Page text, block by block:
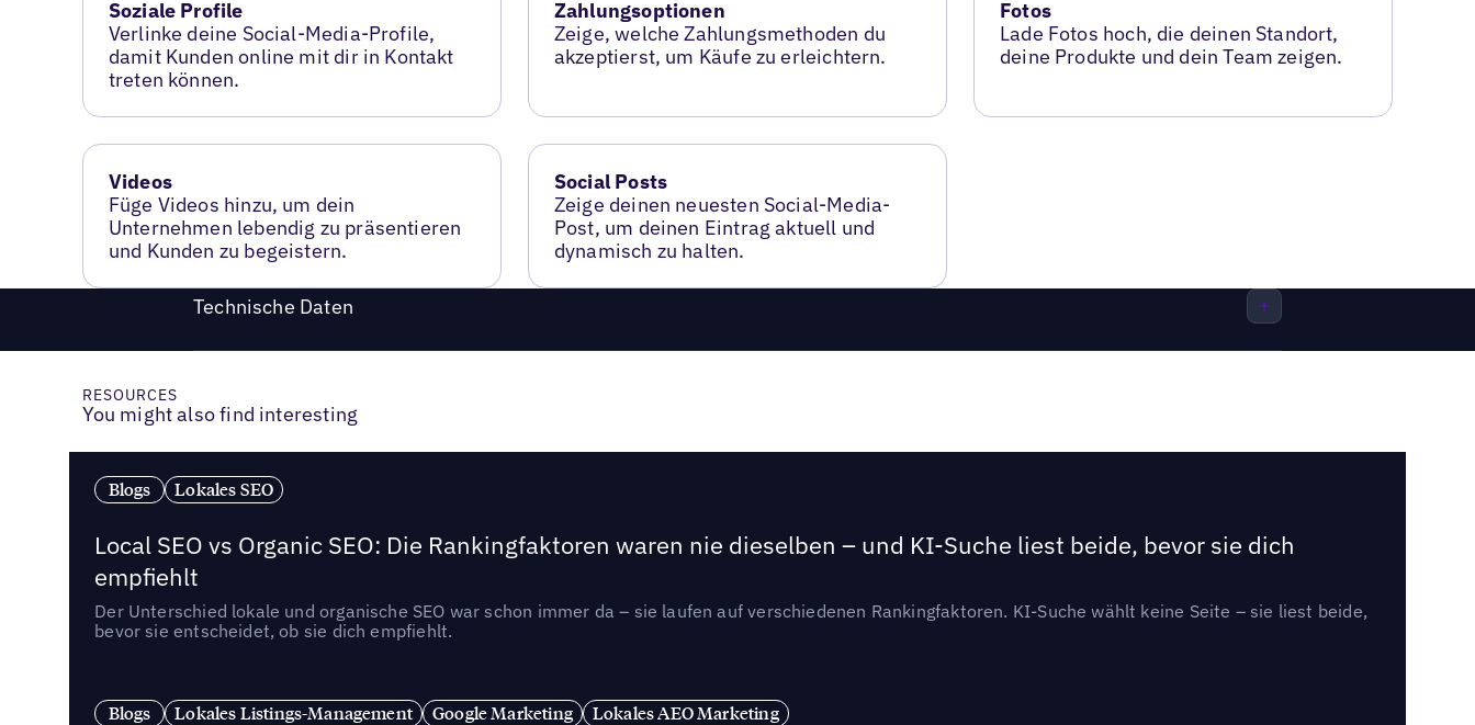
Soziale Profile
Verlinke deine Social-Media-Profile,
damit Kunden online mit dir in Kontakt
treten können.
Zahlungsoptionen
Zeige, welche Zahlungsmethoden du
akzeptierst, um Käufe zu erleichtern.
Fotos
Lade Fotos hoch, die deinen Standort,
deine Produkte und dein Team zeigen.
Videos
Füge Videos hinzu, um dein
Unternehmen lebendig zu präsentieren
und Kunden zu begeistern.
Social Posts
Zeige deinen neuesten Social-Media-
Post, um deinen Eintrag aktuell und
dynamisch zu halten.
Technische Daten
RESOURCES
You might also find interesting
Blogs Lokales SEO
Local SEO vs Organic SEO: Die Rankingfaktoren waren nie dieselben – und KI-Suche liest beide, bevor sie dich
empfiehlt
Der Unterschied lokale und organische SEO war schon immer da – sie laufen auf verschiedenen Rankingfaktoren. KI-Suche wählt keine Seite – sie liest beide,
bevor sie entscheidet, ob sie dich empfiehlt.
Blogs Lokales Listings-Management Google Marketing Lokales AEO Marketing